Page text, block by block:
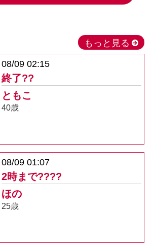
もっと見る
08/09 02:15
終了??
ともこ
40歳
08/09 01:07
2時まで????
ほの
25歳